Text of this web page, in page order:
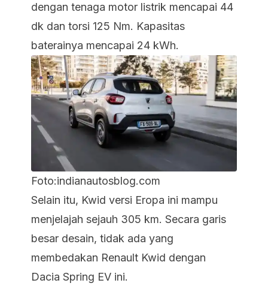
dengan tenaga motor listrik mencapai 44
dk dan torsi 125 Nm. Kapasitas
baterainya mencapai 24 kWh.
Foto:indianautosblog.com
Selain itu, Kwid versi Eropa ini mampu
menjelajah sejauh 305 km. Secara garis
besar desain, tidak ada yang
membedakan Renault Kwid dengan
Dacia Spring EV ini.